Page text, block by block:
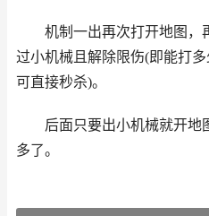
机制一出再次打开地图，
过小机械且解除限伤(即能打
可直接秒杀)。
后面只要出小机械就开地
多了。